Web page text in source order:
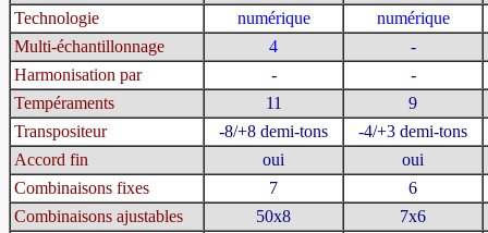
Technologie
numérique
numérique
Multi-échantillonnage
4
-
Harmonisation par
-
-
Tempéraments
11
9
Transpositeur
-8/+8 demi-tons
-4/+3 demi-tons
Accord fin
oui
oui
Combinaisons fixes
7
6
Combinaisons ajustables
50x8
7x6